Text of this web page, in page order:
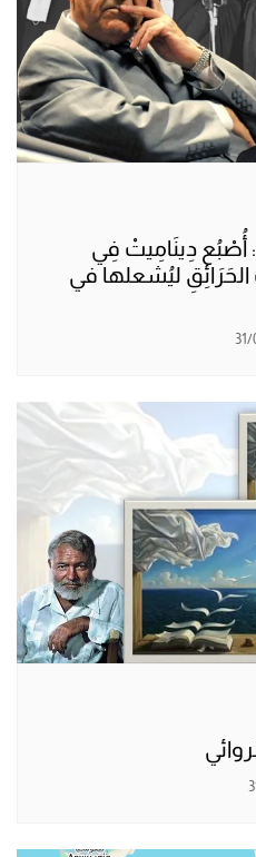
دِينَامِيتْ فِي
الحَرَائِقِ ليُشعلها في